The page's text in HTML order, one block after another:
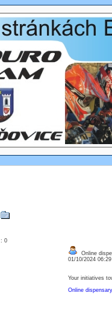
: 0
Online
01/10/2024
Your initiatives
Online